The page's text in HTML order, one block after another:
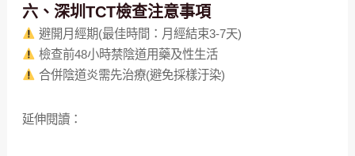
六、深圳TCT檢查注意事項
避開月經期(最佳時間：月經結束3-7天)
檢查前48小時禁陰道用藥及性生活
合併陰道炎需先治療(避免採樣汙染)
延伸閱讀：